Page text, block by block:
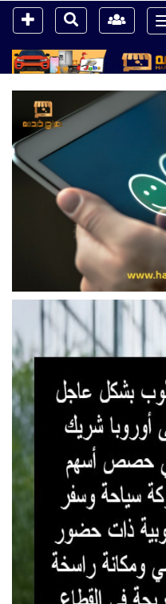
Toggle
navigation